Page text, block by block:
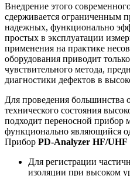
Внедрение этого
сдерживается ограниченным
надежных, функционально
простых в эксплуатации
применения на практике
оборудования приводит
чувствительного метода,
диагностики дефектов в
Для проведения большинства
технического состояния
подходит переносной прибор
функционально являющийся
Прибор PD-Analyzer HF/UHF
Для регистрации
изоляции при высоком